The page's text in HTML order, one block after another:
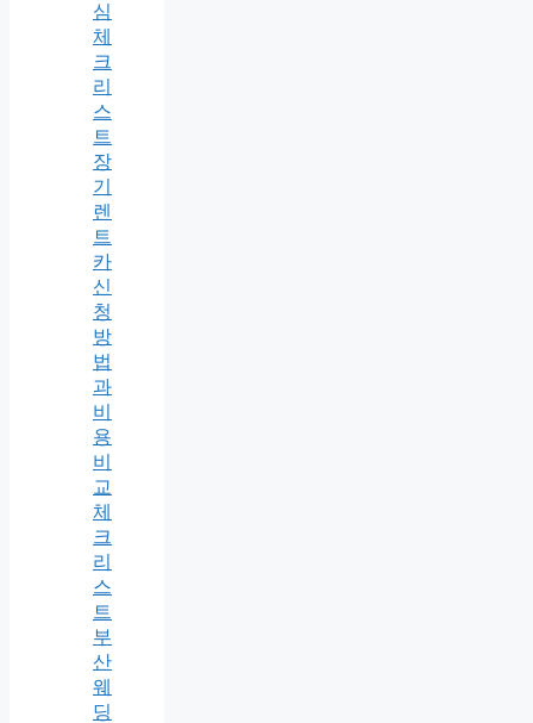
심
체
크
리
스
트
장
기
렌
트
카
신
청
방
법
과
비
용
비
교
체
크
리
스
트
부
산
웨
딩